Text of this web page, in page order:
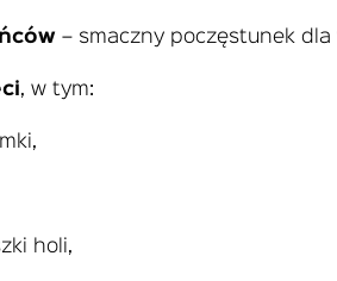
– smaczny poczęstunek
, w tym:
holi,